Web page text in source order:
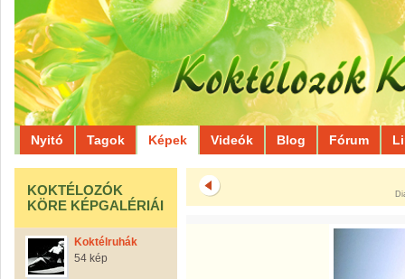
Nyitó Tagok Képek Videók Blog Fórum
KOKTÉLOZÓK
KÖRE KÉPGALÉRIÁI
Koktélruhák
54 kép